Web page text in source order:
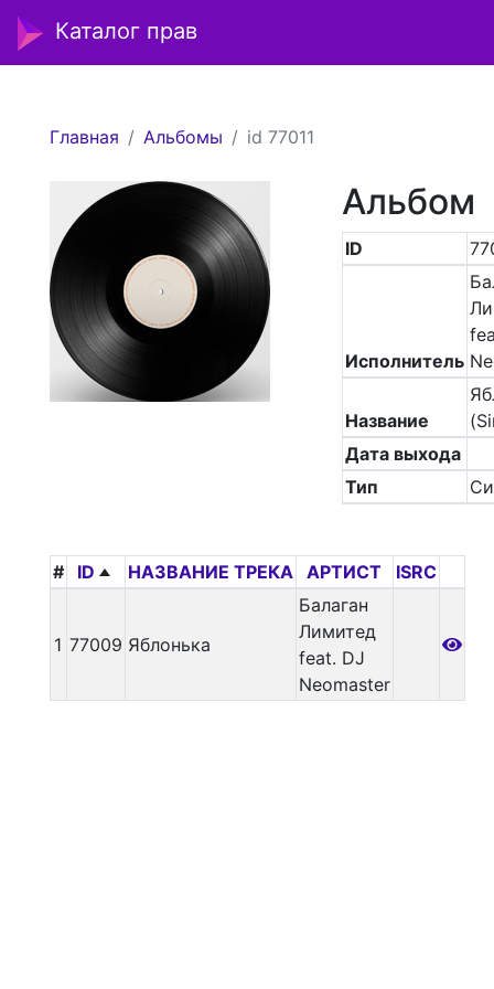
Каталог прав
Главная Альбомы id 77011
Альбом
ID
Исполнитель
Название
Дата выхода
Тип
# ID НАЗВАНИЕ ТРЕКА АРТИСТ ISRC
1 77009 Яблонька
Балаган
Лимитед
feat. DJ
Neomaster